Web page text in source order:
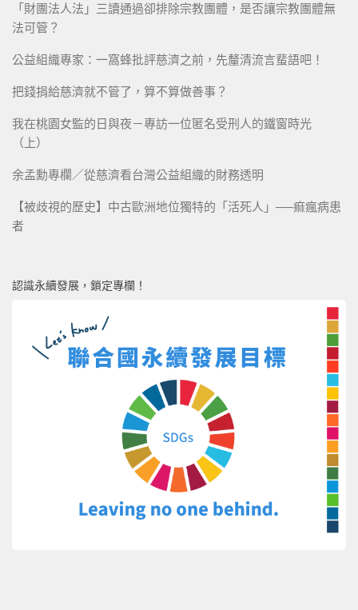
「財團法人法」三讀通過卻排除宗教團體，是否讓宗教團體無
法可管？
公益組織專家：一窩蜂批評慈濟之前，先釐清流言蜚語吧！
把錢捐給慈濟就不管了，算不算做善事？
我在桃園女監的日與夜－專訪一位匿名受刑人的鐵窗時光
（上）
余孟勳專欄／從慈濟看台灣公益組織的財務透明
【被歧視的歷史】中古歐洲地位獨特的「活死人」──痲瘋病患
者
認識永續發展，鎖定專欄！